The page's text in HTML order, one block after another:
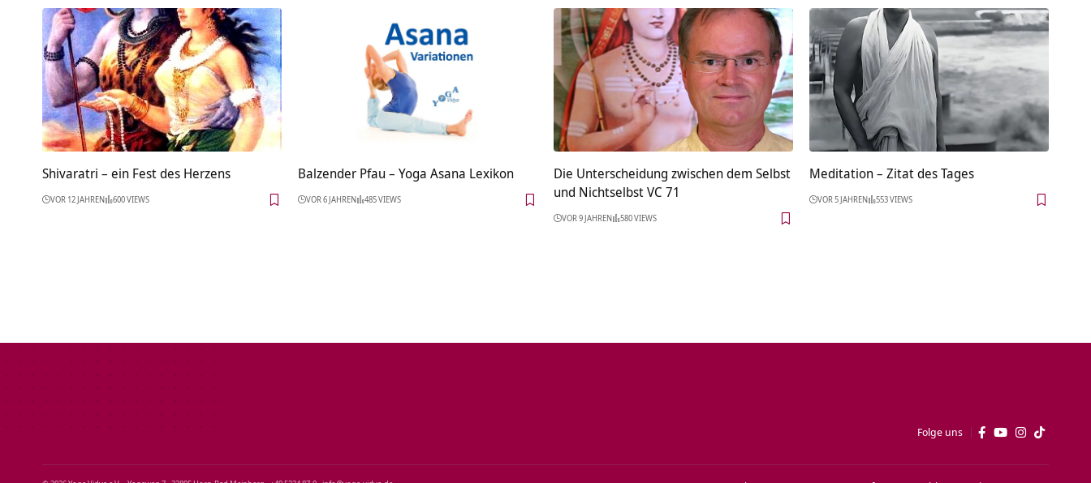
Shivaratri – ein Fest des Herzens
VOR 12 JAHREN 600 VIEWS
Balzender Pfau – Yoga Asana Lexikon
VOR 6 JAHREN 485 VIEWS
Die Unterscheidung zwischen dem Selbst
und Nichtselbst VC 71
VOR 9 JAHREN 580 VIEWS
Meditation – Zitat des Tages
VOR 5 JAHREN 553 VIEWS
Folge uns